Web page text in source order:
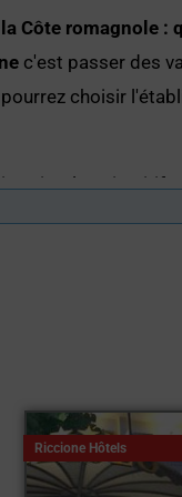
Côte romagnole
c'est passer des
pourrez choisir
simple et
d'amis et les
et pour l'accueil
de la plage,
typique de la
destinés aux
Riccione Hôtels